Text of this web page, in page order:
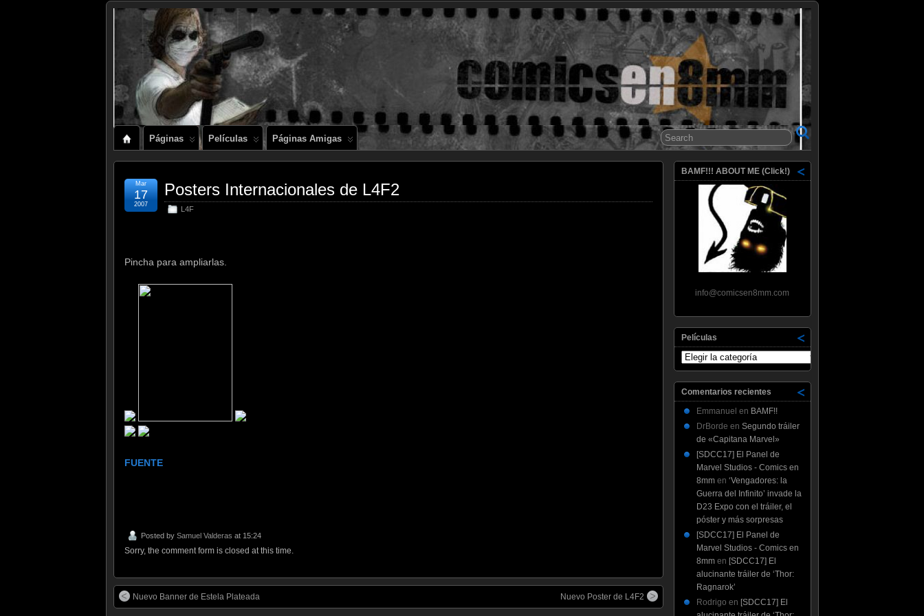
Comics en 8mm
Páginas Películas Páginas Amigas
Posters Internacionales de L4F2
L4F
Mar
17
2007
Pincha para ampliarlas.
FUENTE
Posted by Samuel Valderas at 15:24
Sorry, the comment form is closed at this time.
Nuevo Banner de Estela Plateada Nuevo Poster de L4F2
BAMF!!! ABOUT ME (Click!)
info@comicsen8mm.com
Películas
Películas
Comentarios recientes
Emmanuel en BAMF!!
DrBorde en Segundo tráiler
de «Capitana Marvel»
[SDCC17] El Panel de
Marvel Studios - Comics en
8mmen ‘Vengadores: la
Guerra del Infinito’ invade la
D23 Expo con el tráiler, el
póster y más sorpresas
[SDCC17] El Panel de
Marvel Studios - Comics en
8mmen [SDCC17] El
alucinante tráiler de ‘Thor:
Ragnarok’
Rodrigo en [SDCC17] El